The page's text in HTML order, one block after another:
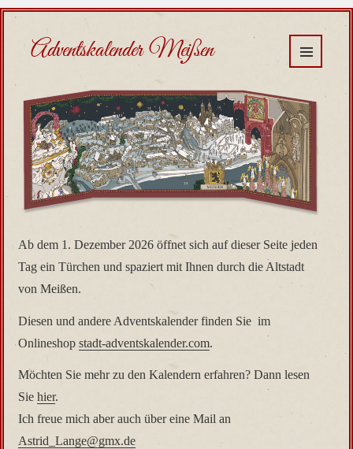
Adventskalender Meißen
UND
WIDGETS
Ab dem 1. Dezember 2026 öffnet sich auf dieser Seite jeden
Tag ein Türchen und spaziert mit Ihnen durch die Altstadt
von Meißen.
Diesen und andere Adventskalender finden Sie im
Onlineshop stadt-adventskalender.com.
Möchten Sie mehr zu den Kalendern erfahren? Dann lesen
Sie hier.
Ich freue mich aber auch über eine Mail an
Astrid_Lange@gmx.de